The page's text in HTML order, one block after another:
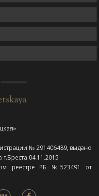
№ 291406489, выдано
04.11.2015
реестре РБ №523491 от